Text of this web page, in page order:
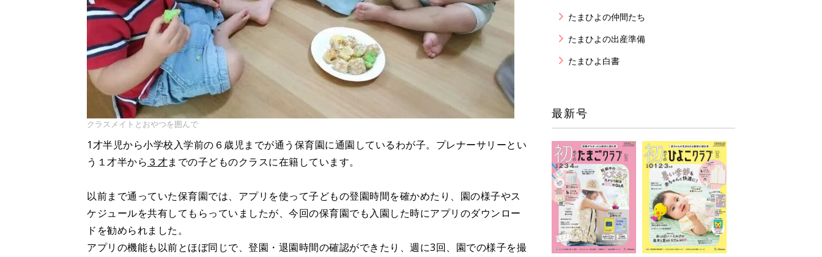
クラスメイトとおやつを囲んで
1才半児から小学校入学前の６歳児までが通う保育園に通園しているわが子。プレナーサリーとい
う１才半から ３才までの子どものクラスに在籍しています。
以前まで通っていた保育園では、アプリを使って子どもの登園時間を確かめたり、園の様子やス
ケジュールを共有してもらっていましたが、今回の保育園でも入園した時にアプリのダウンロー
ドを勧められました。
アプリの機能も以前とほぼ同じで、登園・退園時間の確認ができたり、週に3回、園での様子を撮
たまひよの仲間たち
たまひよの出産準備
たまひよ白書
最新号